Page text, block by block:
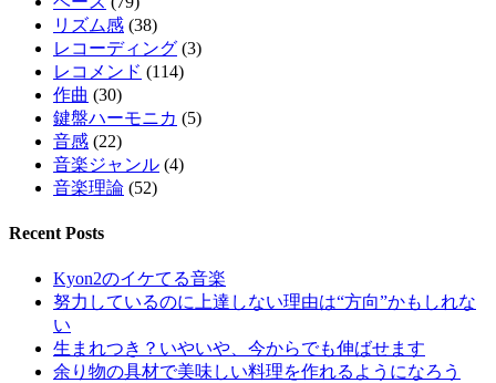
リズム感 (38)
レコーディング (3)
レコメンド (114)
作曲 (30)
鍵盤ハーモニカ (5)
音感 (22)
音楽ジャンル (4)
音楽理論 (52)
Recent Posts
Kyon2のイケてる音楽
努力しているのに上達しない理由は“方向”かもしれな
い
生まれつき？いやいや、今からでも伸ばせます
余り物の具材で美味しい料理を作れるようになろう